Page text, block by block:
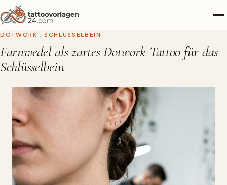
DOTWORK , SCHLÜSSELBEIN
Farnwedel als zartes Dotwork Tattoo für das
Schlüsselbein